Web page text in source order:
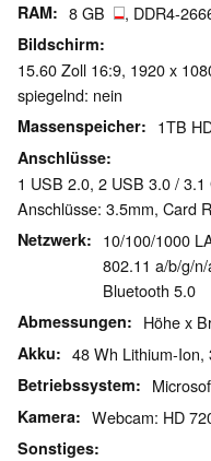
RAM 8 GB , DDR4-
Bildschirm
15.60 Zoll 16:9, 1920 x
spiegelnd: nein
Massenspeicher 1TB
Anschlüsse
1 USB 2.0, 2 USB 3.0 /
Anschlüsse: 3.5mm, Card
Netzwerk
10/100/1000
802.11 a/b/g/
Bluetooth 5.0
Abmessungen Höhe x
Akku 48 Wh Lithium-Ion,
Betriebssystem
Kamera Webcam: HD
Sonstiges